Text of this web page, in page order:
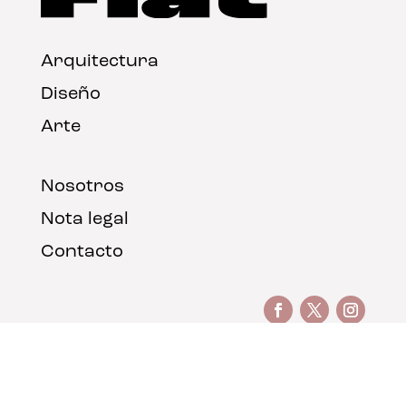
Arquitectura
Diseño
Arte
Nosotros
Nota legal
Contacto